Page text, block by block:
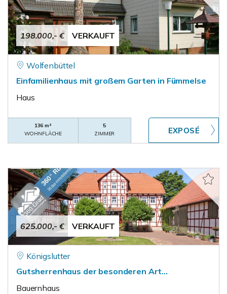
198.000,- € VERKAUFT
Wolfenbüttel
Einfamilienhaus mit großem Garten in Fümmelse
Haus
136 m²
WOHNFLÄCHE
5
ZIMMER
625.000,- € VERKAUFT
Königslutter
Gutsherrenhaus der besonderen Art...
Bauernhaus